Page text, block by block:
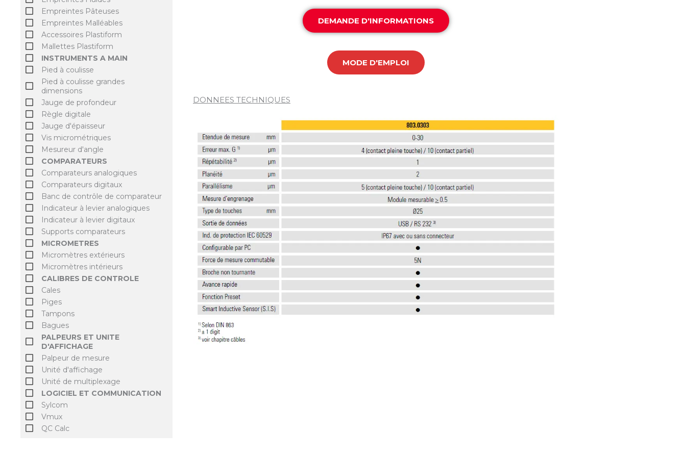
Empreintes Pâteuses
Empreintes Malléables
Accessoires Plastiform
Mallettes Plastiform
INSTRUMENTS A MAIN
Pied à coulisse
Pied à coulisse grandes
dimensions
Jauge de profondeur
Règle digitale
Jauge d'épaisseur
Vis micrométriques
Mesureur d'angle
COMPARATEURS
Comparateurs analogiques
Comparateurs digitaux
Banc de contrôle de comparateur
Indicateur à levier analogiques
Indicateur à levier digitaux
Supports comparateurs
MICROMETRES
Micromètres extérieurs
Micromètres intérieurs
CALIBRES DE CONTROLE
Cales
Piges
Tampons
Bagues
PALPEURS ET UNITE
D'AFFICHAGE
Palpeur de mesure
Unité d'affichage
Unité de multiplexage
LOGICIEL ET COMMUNICATION
Sylcom
Vmux
QC Calc
DEMANDE D'INFORMATIONS
MODE D'EMPLOI
DONNEES TECHNIQUES